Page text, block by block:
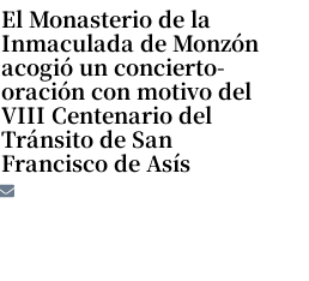
El Monasterio de la
Inmaculada de Monzón
acogió un concierto-
oración con motivo del
VIII Centenario del
Tránsito de San
Francisco de Asís